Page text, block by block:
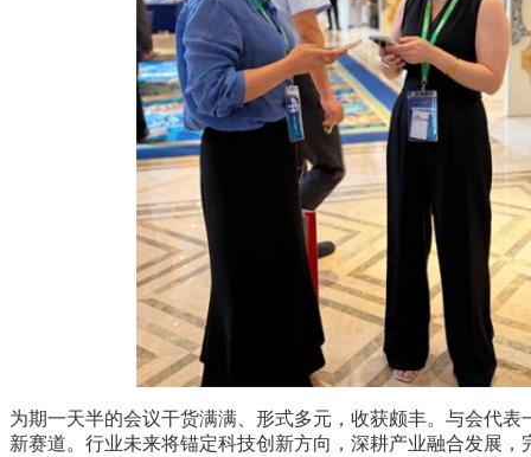
为期一天半的会议干货满满、形式多元，收获颇丰。与会代
新赛道。行业未来将锚定科技创新方向，深耕产业融合发展